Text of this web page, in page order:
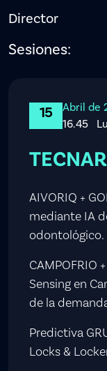
Director
Sesiones:
15
Abril de
16.45
AIVORIQ +
mediante IA
odontológico.
CAMPOFRIO
Sensing en
de la
Predictiva
Locks &